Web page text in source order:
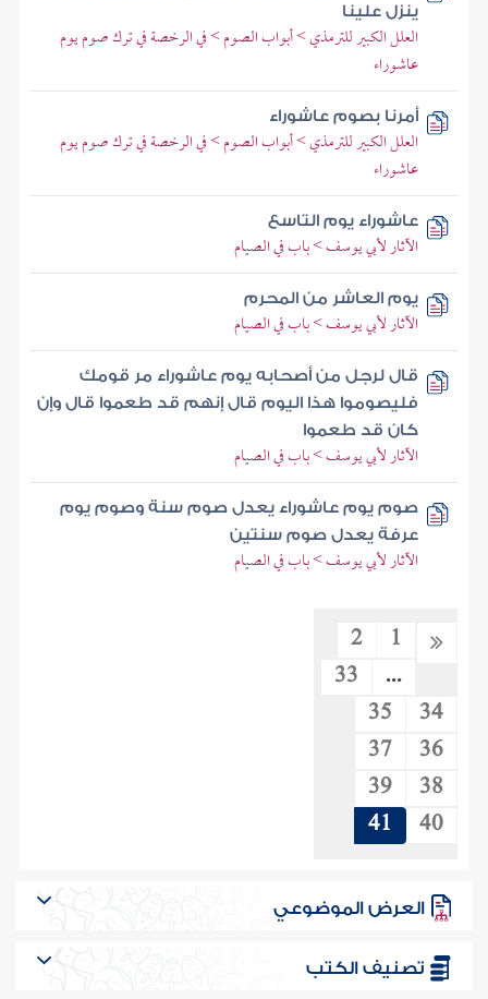
ينزل علينا
العلل الكبير للترمذي > أبواب الصوم > في الرخصة في ترك صوم يوم
عاشوراء
أمرنا بصوم عاشوراء
العلل الكبير للترمذي > أبواب الصوم > في الرخصة في ترك صوم يوم
عاشوراء
عاشوراء يوم التاسع
الآثار لأبي يوسف > باب في الصيام
يوم العاشر من المحرم
الآثار لأبي يوسف > باب في الصيام
قال لرجل من أصحابه يوم عاشوراء مر قومك
فليصوموا هذا اليوم قال إنهم قد طعموا قال وإن
كان قد طعموا
الآثار لأبي يوسف > باب في الصيام
صوم يوم عاشوراء يعدل صوم سنة وصوم يوم
عرفة يعدل صوم سنتين
الآثار لأبي يوسف > باب في الصيام
1
2
...
33
34
35
36
37
38
39
40
41
العرض الموضوعي
تصنيف الكتب